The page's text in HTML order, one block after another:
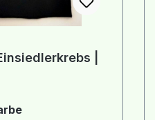
|
auswählen